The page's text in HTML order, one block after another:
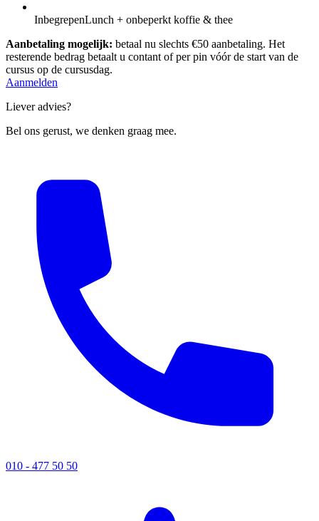
InbegrepenLunch + onbeperkt koffie & thee
Aanbetaling mogelijk: betaal nu slechts €50 aanbetaling. Het
resterende bedrag betaalt u contant of per pin vóór de start van de
cursus op de cursusdag.
Aanmelden
Liever advies?
Bel ons gerust, we denken graag mee.
010 - 477 50 50